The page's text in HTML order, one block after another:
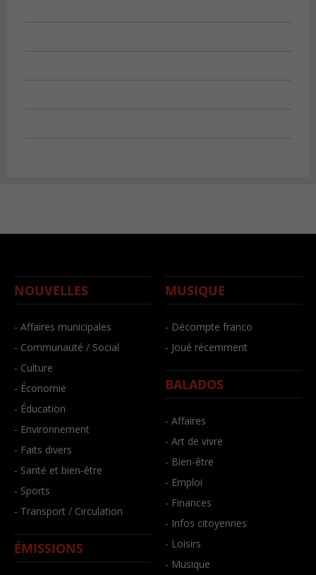
NOUVELLES
- Affaires municipales
- Communauté / Social
- Culture
- Économie
- Éducation
- Environnement
- Faits divers
- Santé et bien-être
- Sports
- Transport / Circulation
ÉMISSIONS
MUSIQUE
- Décompte franco
- Joué récemment
BALADOS
- Affaires
- Art de vivre
- Bien-être
- Emploi
- Finances
- Infos citoyennes
- Loisirs
- Musique